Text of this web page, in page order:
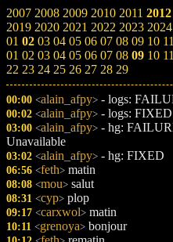
2007 2008 2009 2010 2011 2012
2019 2020 2021 2022 2023 2024
01 02 03 04 05 06 07 08 09 10 11
01 02 03 04 05 06 07 08 09 10 11
22 23 24 25 26 27 28 29
00:00 <alain_afpy> - logs:
00:02 <alain_afpy> - logs: FIXED
03:00 <alain_afpy> - hg:
Unavailable
03:02 <alain_afpy> - hg: FIXED
06:56 <feth> matin
08:08 <mou> salut
08:31 <cyp> plop
09:17 <carxwol> matin
10:11 <grenoya> bonjour